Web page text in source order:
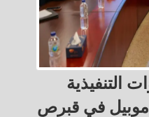
التنفيذية
في قبرص